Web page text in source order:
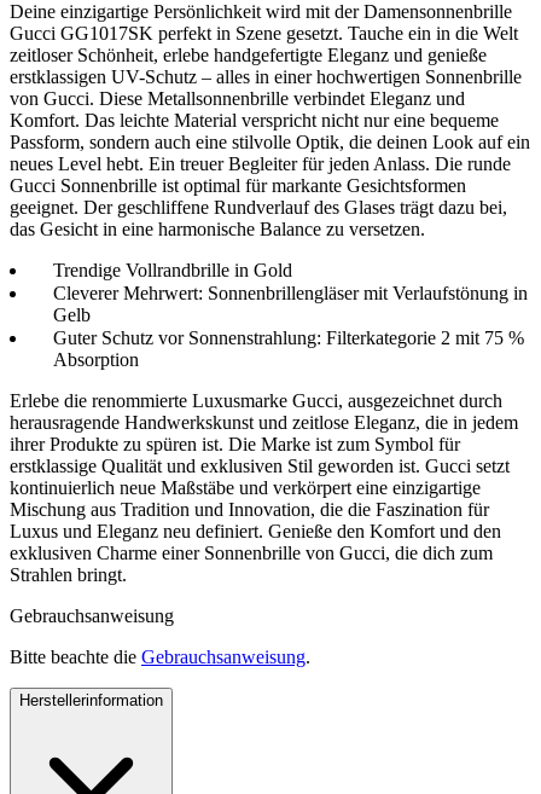
Deine einzigartige Persönlichkeit wird mit der Damensonnenbrille
Gucci GG1017SK perfekt in Szene gesetzt. Tauche ein in die Welt
zeitloser Schönheit, erlebe handgefertigte Eleganz und genieße
erstklassigen UV-Schutz – alles in einer hochwertigen Sonnenbrille
von Gucci. Diese Metallsonnenbrille verbindet Eleganz und
Komfort. Das leichte Material verspricht nicht nur eine bequeme
Passform, sondern auch eine stilvolle Optik, die deinen Look auf ein
neues Level hebt. Ein treuer Begleiter für jeden Anlass. Die runde
Gucci Sonnenbrille ist optimal für markante Gesichtsformen
geeignet. Der geschliffene Rundverlauf des Glases trägt dazu bei,
das Gesicht in eine harmonische Balance zu versetzen.
Trendige Vollrandbrille in Gold
Cleverer Mehrwert: Sonnenbrillengläser mit Verlaufstönung in
Gelb
Guter Schutz vor Sonnenstrahlung: Filterkategorie 2 mit 75 %
Absorption
Erlebe die renommierte Luxusmarke Gucci, ausgezeichnet durch
herausragende Handwerkskunst und zeitlose Eleganz, die in jedem
ihrer Produkte zu spüren ist. Die Marke ist zum Symbol für
erstklassige Qualität und exklusiven Stil geworden ist. Gucci setzt
kontinuierlich neue Maßstäbe und verkörpert eine einzigartige
Mischung aus Tradition und Innovation, die die Faszination für
Luxus und Eleganz neu definiert. Genieße den Komfort und den
exklusiven Charme einer Sonnenbrille von Gucci, die dich zum
Strahlen bringt.
Gebrauchsanweisung
Bitte beachte die Gebrauchsanweisung.
Herstellerinformation